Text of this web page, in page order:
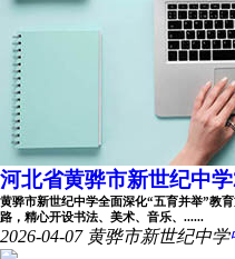
河北省黄骅市新世纪中
黄骅市新世纪中学全面深化“五育并举”教
路，精心开设书法、美术、音乐、......
2026-04-07 黄骅市新世纪中学